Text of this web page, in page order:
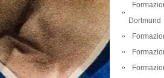
Dortmund